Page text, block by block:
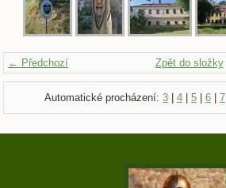
← Předchozí Zpět do složky
Automatické procházení: 3 | 4 | 5 | 6 | 7